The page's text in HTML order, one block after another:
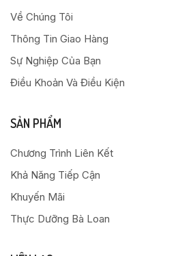
Về Chúng Tôi
Thông Tin Giao Hàng
Sự Nghiệp Của Bạn
Điều Khoản Và Điều Kiện
SẢN PHẨM
Chương Trình Liên Kết
Khả Năng Tiếp Cận
Khuyến Mãi
Thực Dưỡng Bà Loan